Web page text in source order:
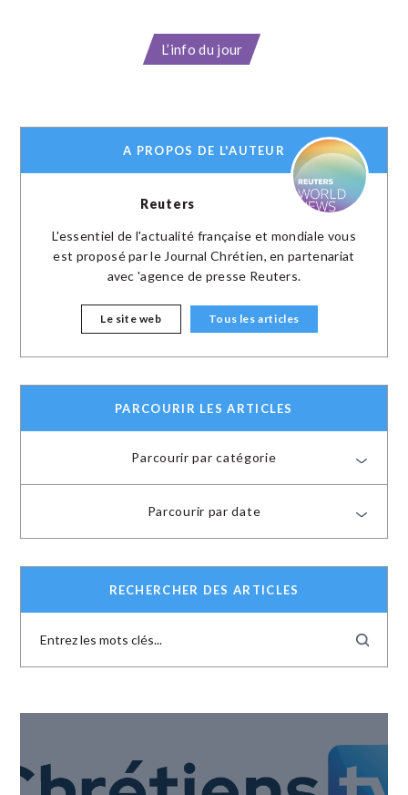
L’info du jour
A PROPOS DE L'AUTEUR
Reuters
L'essentiel de l'actualité française et mondiale vous
est proposé par le Journal Chrétien, en partenariat
avec 'agence de presse Reuters.
Le site web Tous les articles
PARCOURIR LES ARTICLES
Parcourir par catégorie
Parcourir par date
RECHERCHER DES ARTICLES